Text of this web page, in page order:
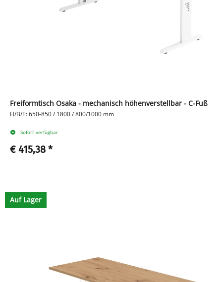
Freiformtisch Osaka - mechanisch höhenverstellbar - C-Fuß
H/B/T: 650-850 / 1800 / 800/1000 mm
Sofort verfügbar
€ 415,38 *
Auf Lager